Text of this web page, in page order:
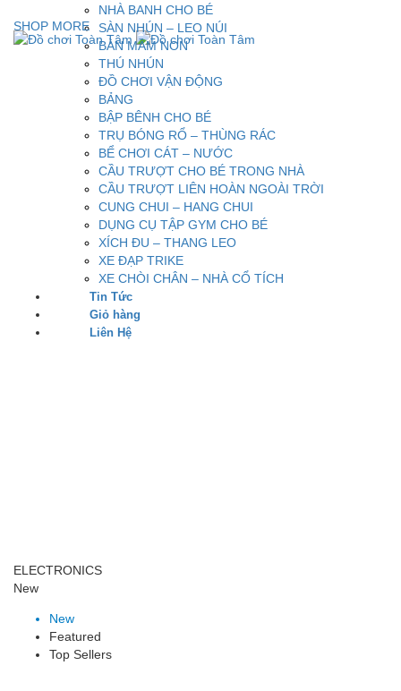
NHÀ BANH CHO BÉ
SÀN NHÚN – LEO NÚI
BÀN MẦM NON
THÚ NHÚN
ĐỒ CHƠI VẬN ĐỘNG
BẢNG
BẬP BÊNH CHO BÉ
TRỤ BÓNG RỔ – THÙNG RÁC
BỂ CHƠI CÁT – NƯỚC
CẦU TRƯỢT CHO BÉ TRONG NHÀ
CẦU TRƯỢT LIÊN HOÀN NGOÀI TRỜI
CUNG CHUI – HANG CHUI
DỤNG CỤ TẬP GYM CHO BÉ
XÍCH ĐU – THANG LEO
XE ĐẠP TRIKE
XE CHÒI CHÂN – NHÀ CỔ TÍCH
Tin Tức
Giỏ hàng
Liên Hệ
SHOP MORE
ELECTRONICS
New
New
Featured
Top Sellers